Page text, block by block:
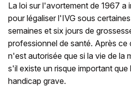
La loi sur l'avortement de 1967 a
pour légaliser l'IVG sous
semaines et six jours de
professionnel de santé. Après ce
n'est autorisée que si la vie de la
s'il existe un risque important
handicap grave.